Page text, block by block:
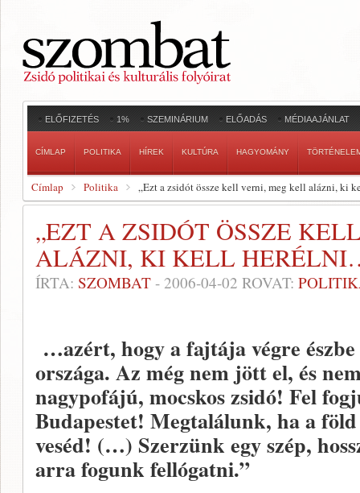
ELŐFIZETÉS 1% SZEMINÁRIUM ELŐADÁS MÉDIAAJÁNLAT
CÍMLAP POLITIKA HÍREK KULTÚRA HAGYOMÁNY
Címlap Politika „Ezt a zsidót össze kell verni, meg kell alázni, ki
„EZT A ZSIDÓT ÖSSZE
ALÁZNI, KI KELL
ÍRTA: SZOMBAT - 2006-04-02 ROVAT:
…azért, hogy a fajtája végre
országa. Az még nem jött el, és
nagypofájú, mocskos zsidó! Fel
Budapestet! Megtalálunk, ha a
veséd! (…) Szerzünk egy szép,
arra fogunk fellógatni.”